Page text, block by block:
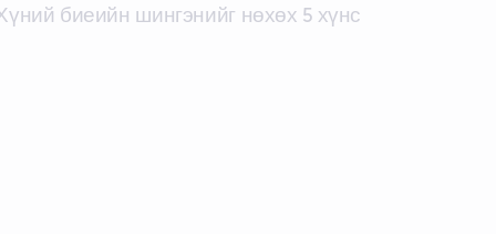
биеийн шингэнийг нөхөх 5 хүнс